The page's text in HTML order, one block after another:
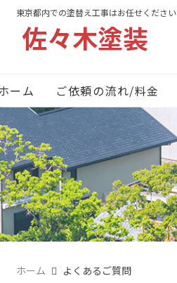
東京都内での塗替え工事はお任せください
佐々木塗装
ーム ご依頼の流れ/料金
ホーム よくあるご質問